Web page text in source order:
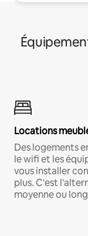
Locations
Des logements
le wifi et les
vous installer
plus. C'est
moyenne ou